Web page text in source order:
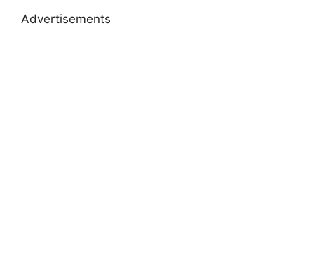
Advertisements